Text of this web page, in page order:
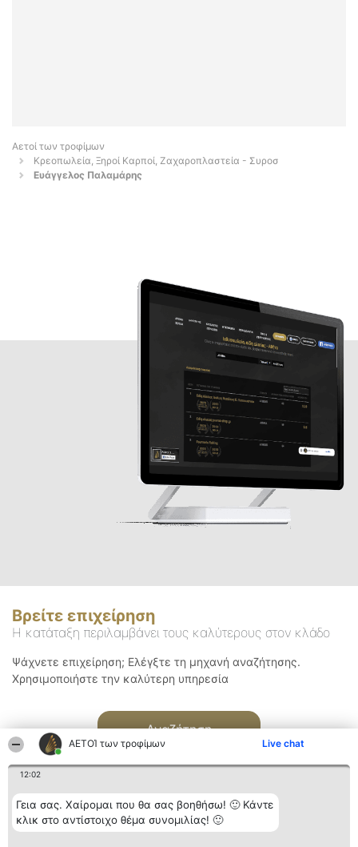
ΑΕΤΟΊ των τροφίμων Live chat
12:02
Γεια σας. Χαίρομαι που θα σας βοηθήσω! 🙂 Κάντε
κλικ στο αντίστοιχο θέμα συνομιλίας! 🙂
Αετοί των τροφίμων
Κρεοπωλεία, Ξηροί Καρποί, Ζαχαροπλαστεία - Συροσ
Ευάγγελος Παλαμάρης
Βρείτε επιχείρηση
Η κατάταξη περιλαμβάνει τους καλύτερους στον κλάδο
Ψάχνετε επιχείρηση; Ελέγξτε τη μηχανή αναζήτησης.
Χρησιμοποιήστε την καλύτερη υπηρεσία
Αναζήτηση